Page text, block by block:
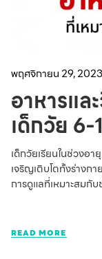
พฤศจิกายน 29, 2023
อาหารแล
เด็กวัย 6-
เด็กวัยเรียนในช่วงอ
เจริญเติบโตทั้งร่างก
การดูแลที่เหมาะสมกั
READ MORE